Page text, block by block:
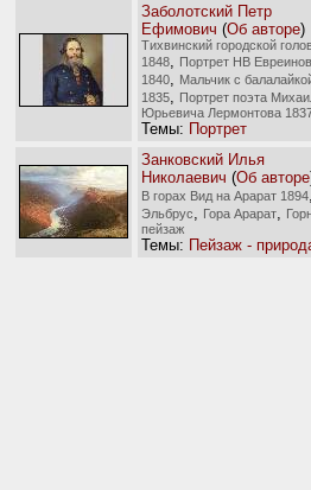
Заболотский Петр
Ефимович (Об авторе)
Тихвинский городской
1848
Портрет НВ
1840
Мальчик с
1835
Портрет поэта
Юрьевича Лермонтова
Темы: Портрет
Занковский Илья
Николаевич (Об авторе
В горах Вид на Арарат 1894
Эльбрус Гора Арарат
пейзаж
Темы: Пейзаж -